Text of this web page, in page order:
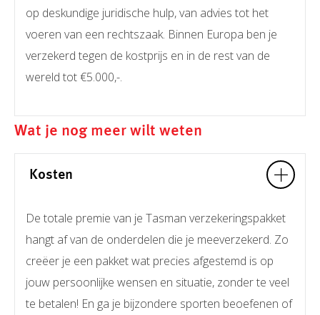
op deskundige juridische hulp, van advies tot het
voeren van een rechtszaak. Binnen Europa ben je
verzekerd tegen de kostprijs en in de rest van de
wereld tot €5.000,-.
Wat je nog meer wilt weten
Kosten
De totale premie van je Tasman verzekeringspakket
hangt af van de onderdelen die je meeverzekerd. Zo
creëer je een pakket wat precies afgestemd is op
jouw persoonlijke wensen en situatie, zonder te veel
te betalen! En ga je bijzondere sporten beoefenen of